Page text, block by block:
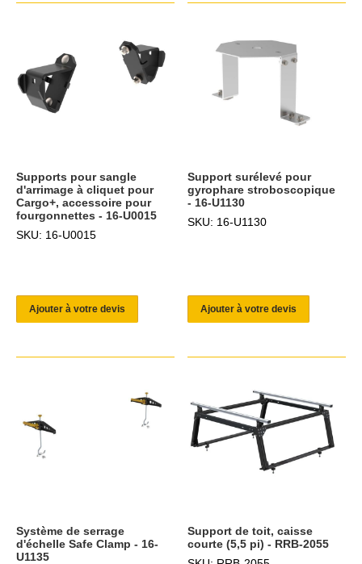
Supports pour sangle
d'arrimage à cliquet pour
Cargo+, accessoire pour
fourgonnettes - 16-U0015
SKU: 16-U0015
Ajouter à votre devis
Support surélevé pour
gyrophare stroboscopique
- 16-U1130
SKU: 16-U1130
Ajouter à votre devis
Système de serrage
d'échelle Safe Clamp - 16-
U1135
Support de toit, caisse
courte (5,5 pi) - RRB-2055